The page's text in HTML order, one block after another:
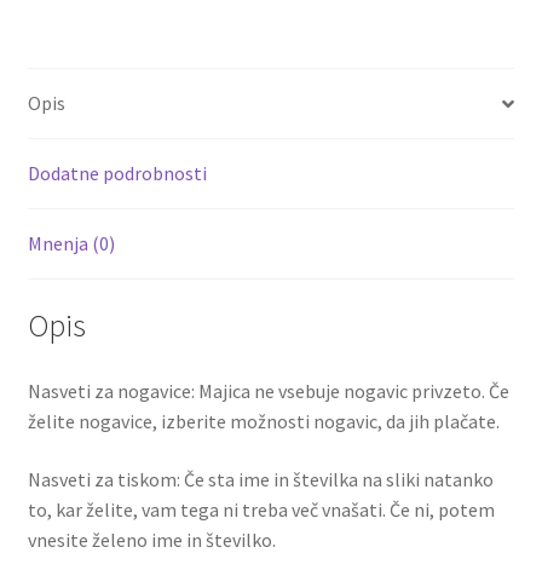
količina
k
Opis
Dodatne podrobnosti
Mnenja (0)
Opis
Nasveti za nogavice: Majica ne vsebuje nogavic privzeto. Če
želite nogavice, izberite možnosti nogavic, da jih plačate.
Nasveti za tiskom: Če sta ime in številka na sliki natanko
to, kar želite, vam tega ni treba več vnašati. Če ni, potem
vnesite želeno ime in številko.